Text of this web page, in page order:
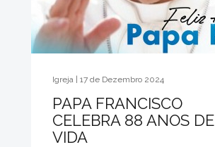
Igreja | 17 de Dezembro 2024
PAPA FRANCISCO
CELEBRA 88 ANOS DE
VIDA